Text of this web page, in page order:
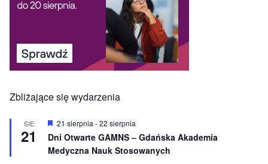
Zbliżające się wydarzenia
SIE
21
W
r
ó
21 sierpnia -22 sierpnia
Dni Otwarte GAMNS – Gdańska Akademia
Medyczna Nauk Stosowanych